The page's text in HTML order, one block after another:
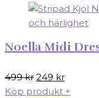
Noella Midi
499kr Det
ursprungliga
249 krDet
Köp produkt +